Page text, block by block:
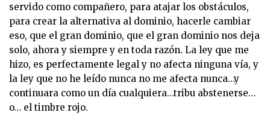
servido como compañero, para atajar los obstáculos,
para crear la alternativa al dominio, hacerle cambiar
eso, que el gran dominio, que el gran dominio nos deja
solo, ahora y siempre y en toda razón. La ley que me
hizo, es perfectamente legal y no afecta ninguna vía, y
la ley que no he leído nunca no me afecta nunca…y
continuara como un día cualquiera…tribu abstenerse…
o… el timbre rojo.